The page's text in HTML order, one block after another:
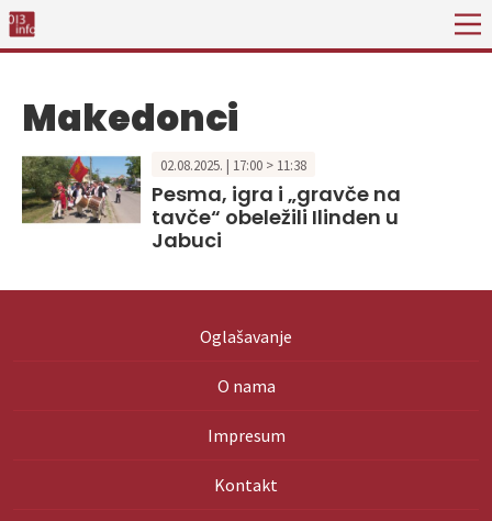
Makedonci
02.08.2025. | 17:00 > 11:38
Pesma, igra i „gravče na
tavče“ obeležili Ilinden u
Jabuci
Oglašavanje
O nama
Impresum
Kontakt